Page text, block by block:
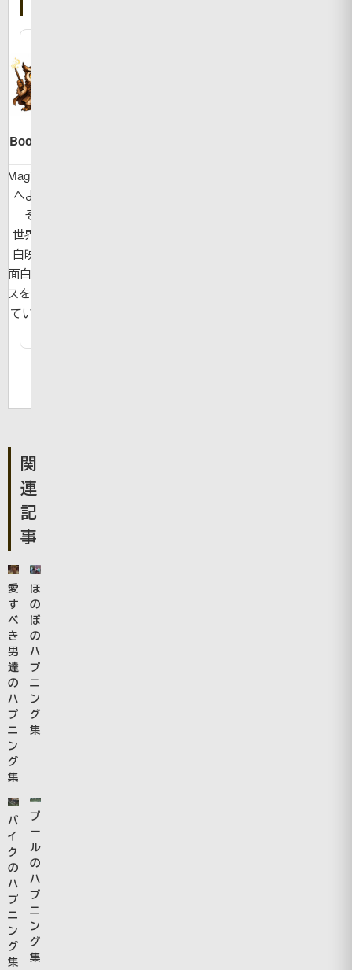
Bookman
MagicBook
へようこ
そ！
世界の面
白映像や
面白ニュー
スを紹介し
ています。
関
連
記
事
愛
す
べ
き
男
達
の
ハ
プ
ニ
ン
グ
集
ほ
の
ぼ
の
ハ
プ
ニ
ン
グ
集
バ
イ
ク
の
ハ
プ
ニ
ン
グ
集
プ
ー
ル
の
ハ
プ
ニ
ン
グ
集